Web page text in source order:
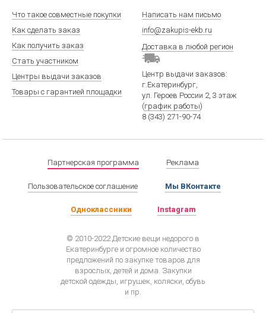
Что такое совместные покупки
Как сделать заказ
Как получить заказ
Стать участником
Центры выдачи заказов
Товары с гарантией площадки
Написать нам письмо
info@zakupis-ekb.ru
Доставка в любой регион
Центр выдачи заказов:
г.Екатеринбург,
ул. Героев России 2, 3 этаж
(график работы)
8 (343) 271-90-74
Партнерская программа Реклама
Пользовательское соглашение Мы ВКонтакте
Одноклассники Instagram
© 2010-2022 Детские вещи недорого в
Екатеринбурге и огромное количество
предложений по закупке товаров для
взрослых, детей и дома. Закупки
детской одежды, игрушек, коляски, обувь
и пр.